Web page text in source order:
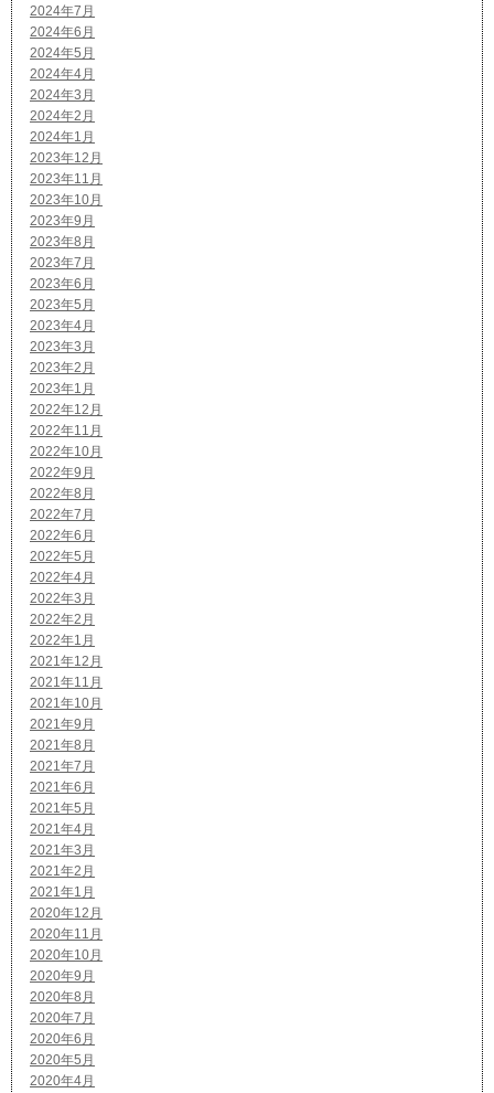
2024年7月
2024年6月
2024年5月
2024年4月
2024年3月
2024年2月
2024年1月
2023年12月
2023年11月
2023年10月
2023年9月
2023年8月
2023年7月
2023年6月
2023年5月
2023年4月
2023年3月
2023年2月
2023年1月
2022年12月
2022年11月
2022年10月
2022年9月
2022年8月
2022年7月
2022年6月
2022年5月
2022年4月
2022年3月
2022年2月
2022年1月
2021年12月
2021年11月
2021年10月
2021年9月
2021年8月
2021年7月
2021年6月
2021年5月
2021年4月
2021年3月
2021年2月
2021年1月
2020年12月
2020年11月
2020年10月
2020年9月
2020年8月
2020年7月
2020年6月
2020年5月
2020年4月